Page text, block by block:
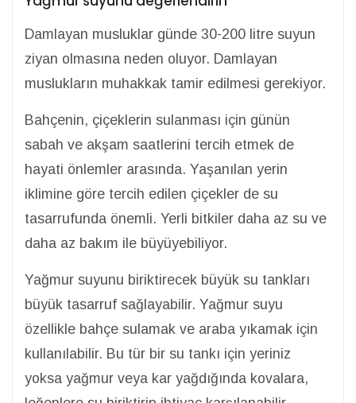
Damlayan musluklar günde 30-200 litre suyun
ziyan olmasına neden oluyor. Damlayan
muslukların muhakkak tamir edilmesi gerekiyor.
Bahçenin, çiçeklerin sulanması için günün
sabah ve akşam saatlerini tercih etmek de
hayati önlemler arasında. Yaşanılan yerin
iklimine göre tercih edilen çiçekler de su
tasarrufunda önemli. Yerli bitkiler daha az su ve
daha az bakım ile büyüyebiliyor.
Yağmur suyunu biriktirecek büyük su tankları
büyük tasarruf sağlayabilir. Yağmur suyu
özellikle bahçe sulamak ve araba yıkamak için
kullanılabilir. Bu tür bir su tankı için yeriniz
yoksa yağmur veya kar yağdığında kovalara,